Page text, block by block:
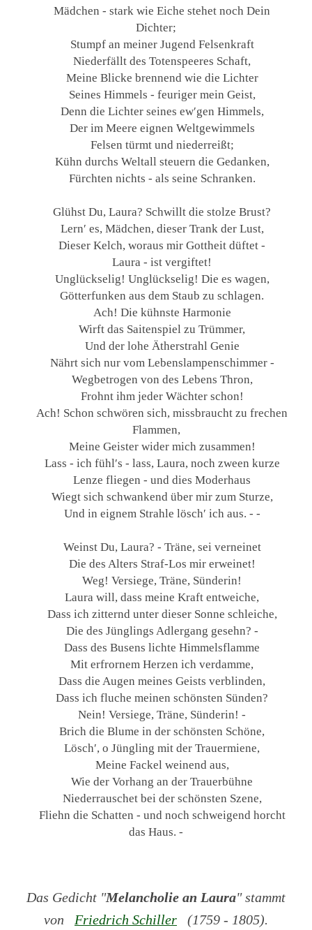
Mädchen - stark wie Eiche stehet noch Dein
Dichter;
Stumpf an meiner Jugend Felsenkraft
Niederfällt des Totenspeeres Schaft,
Meine Blicke brennend wie die Lichter
Seines Himmels - feuriger mein Geist,
Denn die Lichter seines ew′gen Himmels,
Der im Meere eignen Weltgewimmels
Felsen türmt und niederreißt;
Kühn durchs Weltall steuern die Gedanken,
Fürchten nichts - als seine Schranken.
Glühst Du, Laura? Schwillt die stolze Brust?
Lern′ es, Mädchen, dieser Trank der Lust,
Dieser Kelch, woraus mir Gottheit düftet -
Laura - ist vergiftet!
Unglückselig! Unglückselig! Die es wagen,
Götterfunken aus dem Staub zu schlagen.
Ach! Die kühnste Harmonie
Wirft das Saitenspiel zu Trümmer,
Und der lohe Ätherstrahl Genie
Nährt sich nur vom Lebenslampenschimmer -
Wegbetrogen von des Lebens Thron,
Frohnt ihm jeder Wächter schon!
Ach! Schon schwören sich, missbraucht zu frechen
Flammen,
Meine Geister wider mich zusammen!
Lass - ich fühl′s - lass, Laura, noch zween kurze
Lenze fliegen - und dies Moderhaus
Wiegt sich schwankend über mir zum Sturze,
Und in eignem Strahle lösch′ ich aus. - -
Weinst Du, Laura? - Träne, sei verneinet
Die des Alters Straf-Los mir erweinet!
Weg! Versiege, Träne, Sünderin!
Laura will, dass meine Kraft entweiche,
Dass ich zitternd unter dieser Sonne schleiche,
Die des Jünglings Adlergang gesehn? -
Dass des Busens lichte Himmelsflamme
Mit erfrornem Herzen ich verdamme,
Dass die Augen meines Geists verblinden,
Dass ich fluche meinen schönsten Sünden?
Nein! Versiege, Träne, Sünderin! -
Brich die Blume in der schönsten Schöne,
Lösch′, o Jüngling mit der Trauermiene,
Meine Fackel weinend aus,
Wie der Vorhang an der Trauerbühne
Niederrauschet bei der schönsten Szene,
Fliehn die Schatten - und noch schweigend horcht
das Haus. -
Das Gedicht "Melancholie an Laura" stammt
von
Friedrich Schiller (1759 - 1805).